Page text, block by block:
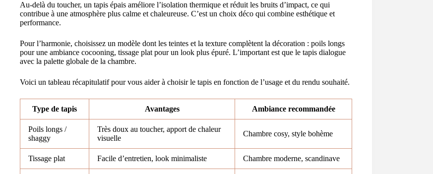
Au‑delà du toucher, un tapis épais améliore l’isolation thermique et réduit les bruits d’impact, ce qui
contribue à une atmosphère plus calme et chaleureuse. C’est un choix déco qui combine esthétique et
performance.
Pour l’harmonie, choisissez un modèle dont les teintes et la texture complètent la décoration : poils longs
pour une ambiance cocooning, tissage plat pour un look plus épuré. L’important est que le tapis dialogue
avec la palette globale de la chambre.
Voici un tableau récapitulatif pour vous aider à choisir le tapis en fonction de l’usage et du rendu souhaité.
Type de tapis Avantages Ambiance recommandée
Poils longs /
shaggy
Très doux au toucher, apport de chaleur
visuelle
Chambre cosy, style bohème
Tissage plat Facile d’entretien, look minimaliste Chambre moderne, scandinave